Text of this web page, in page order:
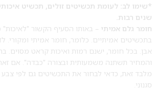
*שימו לב: לעומת תכשיטים זולים, תכשיט
שנים רבות.
חומר גלם אמיתי – באותו הסעיף הקשור "לאיכות"
בתכשיטים אמיתיים. כלומר, חומר אמיתי ומקורי.
אבן. בכל חומר, ישנם רמות ואיכות קראט מסוים.
והמחיר תשתנה משמעותית ובצורה "כבדה". אם
מלבד זאת, כדאי לבחור את התכשיטים גם לפי
סגנוני.